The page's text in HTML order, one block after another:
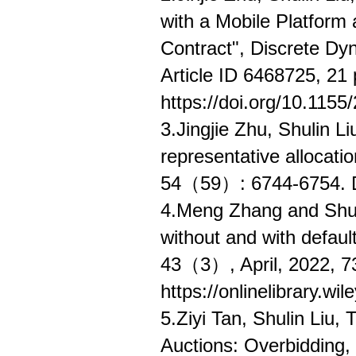
with a Mobile Platform
Contract", Discrete
Article ID 6468725, 21
https://doi.org/
3.Jingjie Zhu, Shulin
representative
54（59）: 6744-6754.
4.Meng Zhang and
without and with
43（3）, April, 2022,
https://
5.Ziyi Tan, Shulin Liu,
Auctions: